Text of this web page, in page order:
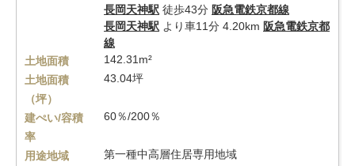
長岡天神駅 徒歩43分 阪急電鉄京都線
長岡天神駅 より車11分 4.20km 阪急電鉄京都
線
土地面積
142.31m²
土地面積
（坪）
43.04坪
建ぺい/容積
率
60％/200％
用途地域
第一種中高層住居専用地域